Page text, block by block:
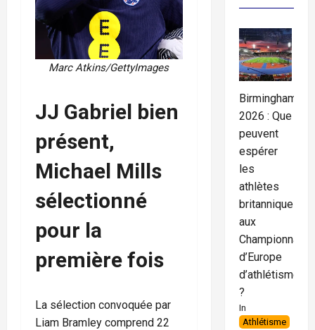
Marc Atkins/GettyImages
JJ Gabriel bien
présent,
Michael Mills
sélectionné
pour la
première fois
La sélection convoquée par
Liam Bramley comprend 22
Birmingham
2026 : Que
peuvent
espérer
les
athlètes
britanniques
aux
Championnats
d’Europe
d’athlétisme
?
In
Athlétisme